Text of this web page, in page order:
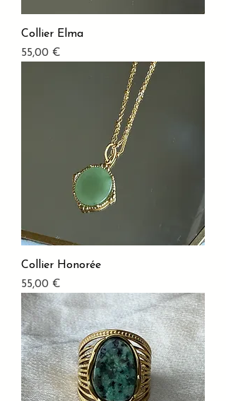
Collier Elma
Prix
55,00 €
Collier Honorée
Prix
55,00 €